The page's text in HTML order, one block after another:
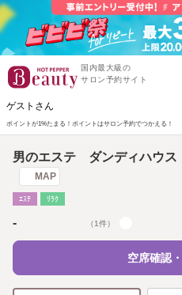
国内最大級の
サロン予約サイト
ゲストさん
ポイントが1%たまる！ ポイントはサロン予約でつかえる！
男のエステ ダンディハウ
MAP
ｴｽﾃ ﾘﾗｸ
- （1件）
空席確認